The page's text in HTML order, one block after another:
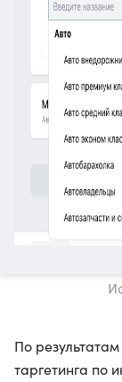
По
таргетинга по